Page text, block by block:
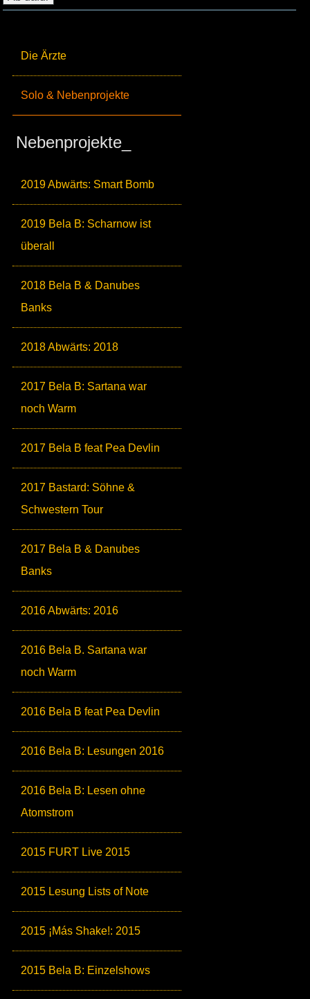
Die Ärzte
Solo & Nebenprojekte
Nebenprojekte_
2019 Abwärts: Smart Bomb
2019 Bela B: Scharnow ist
überall
2018 Bela B & Danubes
Banks
2018 Abwärts: 2018
2017 Bela B: Sartana war
noch Warm
2017 Bela B feat Pea Devlin
2017 Bastard: Söhne &
Schwestern Tour
2017 Bela B & Danubes
Banks
2016 Abwärts: 2016
2016 Bela B. Sartana war
noch Warm
2016 Bela B feat Pea Devlin
2016 Bela B: Lesungen 2016
2016 Bela B: Lesen ohne
Atomstrom
2015 FURT Live 2015
2015 Lesung Lists of Note
2015 ¡Más Shake!: 2015
2015 Bela B: Einzelshows